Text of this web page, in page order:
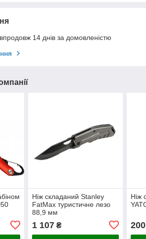
14 днів за домовленістю
Ніж складаний Stanley
FatMax туристичне лезо
88,9 мм
1 107₴
Ніж
200